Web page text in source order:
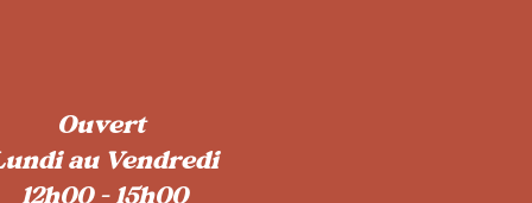
Ouvert
au Vendredi
12h00 - 15h00